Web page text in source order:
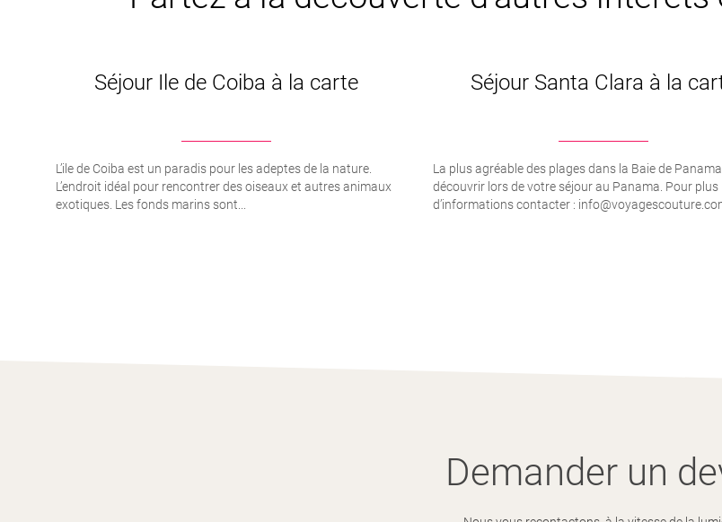
Séjour Ile de Coiba à la carte
L’ile de Coiba est un paradis pour les adeptes de la nature.
L’endroit idéal pour rencontrer des oiseaux et autres animaux
exotiques. Les fonds marins sont...
Séjour Santa Clara à la
La plus agréable des plages dans la Baie de
découvrir lors de votre séjour au Panama. Pour plus
d’informations contacter :
Demander un